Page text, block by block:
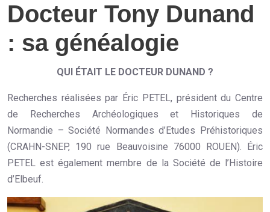
Docteur Tony Dunand
: sa généalogie
QUI ÉTAIT LE DOCTEUR DUNAND ?
Recherches réalisées par Éric PETEL, président du Centre
de Recherches Archéologiques et Historiques de
Normandie – Société Normandes d’Etudes Préhistoriques
(CRAHN-SNEP, 190 rue Beauvoisine 76000 ROUEN). Éric
PETEL est également membre de la Société de l’Histoire
d’Elbeuf.